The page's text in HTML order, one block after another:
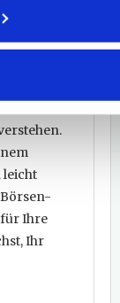
leicht
für Ihre
Ihr